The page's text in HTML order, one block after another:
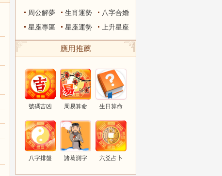
周公解夢 生肖運勢
八字合婚
星座專區
星座運勢 上升星座
應用推薦
號碼吉凶 周易算命 生日算命
八字排盤 諸葛測字 六爻占卜